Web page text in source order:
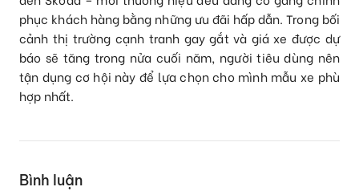
phục khách hàng bằng những ưu đãi hấp dẫn. Trong bối
cảnh thị trường cạnh tranh gay gắt và giá xe được dự
báo sẽ tăng trong nửa cuối năm, người tiêu dùng nên
tận dụng cơ hội này để lựa chọn cho mình mẫu xe phù
hợp nhất.
Bình luận